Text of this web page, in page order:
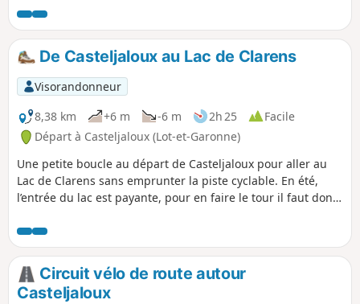
palombières. Ne pas emprunter lors de la chasse à la
palombe en octobre et novembre. Le respect de cette règle
implicite permet de maintenir les chemins ouverts. Respect
mutuel entre chasseurs, cyclistes et randonneurs.
De Casteljaloux au Lac de Clarens
Visorandonneur
8,38 km
+6 m -6 m 2h 25
Facile
Départ à Casteljaloux (Lot-et-Garonne)
Une petite boucle au départ de Casteljaloux pour aller au
Lac de Clarens sans emprunter la piste cyclable. En été,
l’entrée du lac est payante, pour en faire le tour il faut donc
Circuit vélo de route autour
Casteljaloux